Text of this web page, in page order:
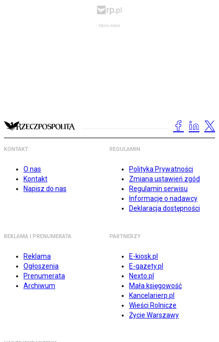
KONTAKT
O nas
Kontakt
Napisz do nas
REGULAMIN
Polityka Prywatności
Zmiana ustawień zgód
Regulamin serwisu
Informacje o nadawcy
Deklaracja dostępności
REKLAMA I PRENUMERATA
Reklama
Ogłoszenia
Prenumerata
Archiwum
PARTNERZY
E-kiosk.pl
E-gazety.pl
Nexto.pl
Mała księgowość
Kancelarierp.pl
Wieści Rolnicze
Życie Warszawy